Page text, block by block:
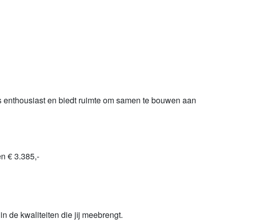
en biedt ruimte om samen te bouwen aan
€ 3.385,-
de kwaliteiten die jij meebrengt.